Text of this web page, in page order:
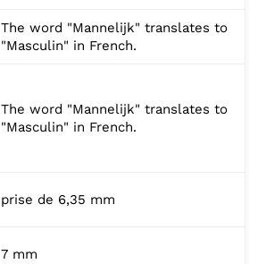
The word "Mannelijk" translates to
"Masculin" in French.
The word "Mannelijk" translates to
"Masculin" in French.
prise de 6,35 mm
7 mm